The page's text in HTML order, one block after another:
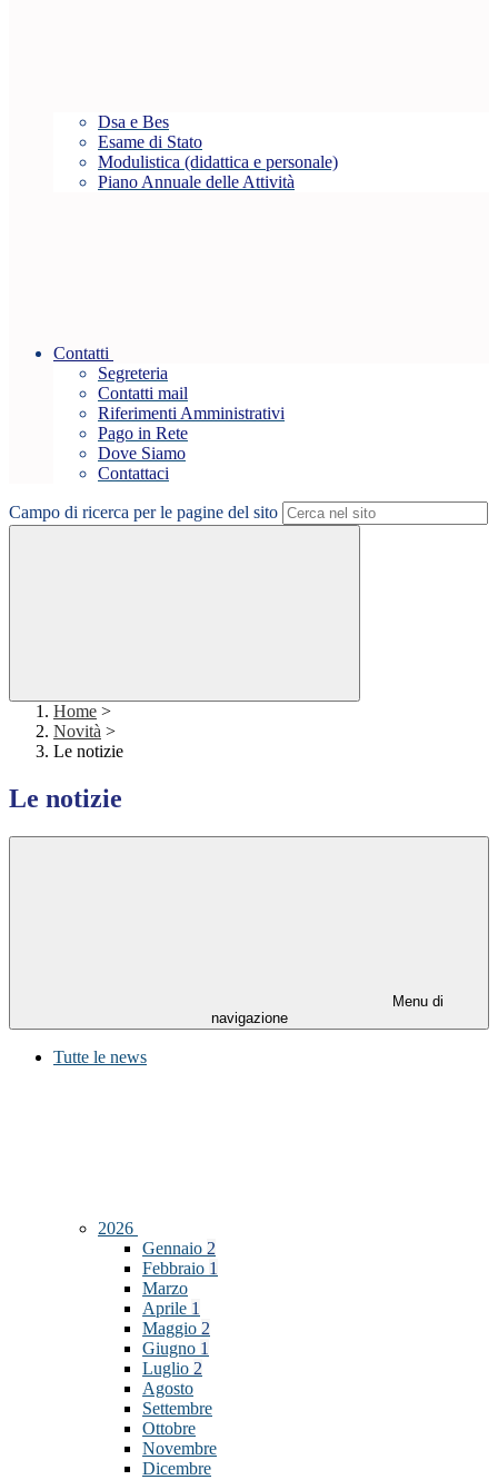
Dsa e Bes
Esame di Stato
Modulistica (didattica e personale)
Piano Annuale delle Attività
Contatti
Segreteria
Contatti mail
Riferimenti Amministrativi
Pago in Rete
Dove Siamo
Contattaci
Campo di ricerca per le pagine del sito
Home >
Novità >
Le notizie
Le notizie
Menu di
navigazione
Tutte le news
2026
Gennaio 2
Febbraio 1
Marzo
Aprile 1
Maggio 2
Giugno 1
Luglio 2
Agosto
Settembre
Ottobre
Novembre
Dicembre